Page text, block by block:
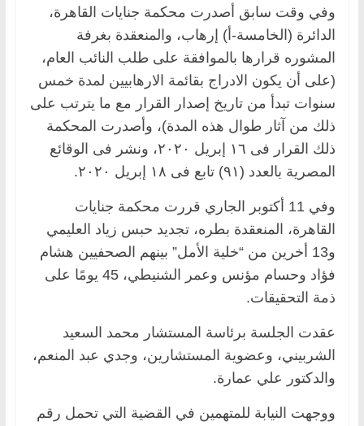
وفي وقت سابق أصدرت محكمة جنايات القاهرة،
الدائرة (الخامسة-أ) إرهاب، والمنعقدة بغرفة
المشوره قرارها بالموافقة على طلب النائب العام،
(على أن يكون الادراج بقائمة الارهابيين لمدة خمس
سنوات تبدأ من تاريخ إصدار القرار مع ما يترتب على
ذلك من آثار طوال هذه المدة)، وأصدرت المحكمة
ذلك القرار فى ١٦ إبريل ٢٠٢٠، ونشر فى الوقائع
المصرية بالعدد (٩١) تابع فى ١٨ إبريل ٢٠٢٠.
وفي 11 أكتوبر الجاري قررت محكمة جنايات
القاهرة، المنعقدة بطره، تجديد حبس زياد العليمي
و13 أخرين من “خلية الأمل” بينهم الصحفيين هشام
فؤاد وحسام مؤنس وعمر الشنيطي، 45 يومًا على
ذمة التحقيقات.
عقدت الجلسة برئاسة المستشار محمد السعيد
الشربيني، وعضوية المستشارين، وجدي عبد المنعم،
والدكتور علي عمارة.
ووجهت النيابة للمتهمين في القضية التي تحمل رقم